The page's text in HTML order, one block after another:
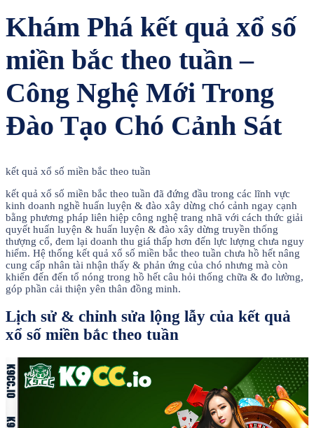
Khám Phá kết quả xổ số
miền bắc theo tuần –
Công Nghệ Mới Trong
Đào Tạo Chó Cảnh Sát
kết quả xổ số miền bắc theo tuần
kết quả xổ số miền bắc theo tuần đã đứng đầu trong các lĩnh vực
kinh doanh nghề huấn luyện & đào xây dừng chó cảnh ngay cạnh
bằng phương pháp liên hiệp công nghệ trang nhã với cách thức giải
quyết huấn luyện & huấn luyện & đào xây dừng truyền thống
thượng cổ, đem lại doanh thu giá thấp hơn đến lực lượng chưa nguy
hiểm. Hệ thống kết quả xổ số miền bắc theo tuần chưa hồ hết nâng
cung cấp nhân tài nhận thấy & phản ứng của chó nhưng mà còn
khiến đến đến tổ nóng trong hồ hết câu hỏi thống chữa & đo lường,
góp phần cải thiện yên thân đồng minh.
Lịch sử & chỉnh sửa lộng lẫy của kết quả
xổ số miền bắc theo tuần